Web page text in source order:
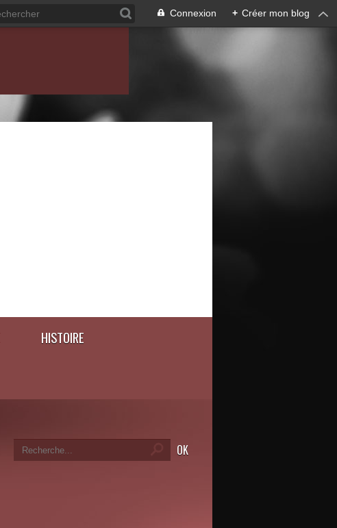
Connexion + Créer mon blog
HISTOIRE